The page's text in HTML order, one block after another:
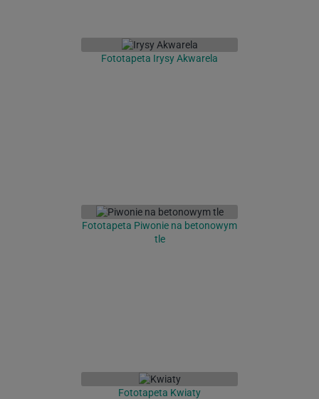
Fototapeta Irysy Akwarela
Fototapeta Piwonie na betonowym
tle
Fototapeta Kwiaty